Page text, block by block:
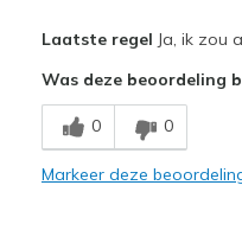
Comfortable
Durable
Laatste regel Ja, ik zou
Was deze beoordeling
0 0
Markeer deze